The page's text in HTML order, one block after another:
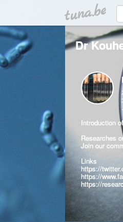
tuna.be
Dr
Introduction
Researches
Join our
Links
https://
https://
https://